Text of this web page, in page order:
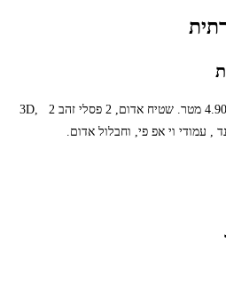
העמדה כוללת : גב במה " הוליווד 4.90 מטר. שטיח אדום, 2 פסלי זהב 3D, 2
עמודי וי אפ פי, וחבלול אדום.